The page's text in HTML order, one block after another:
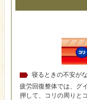
寝るときの不安が
疲労回復整体では、グ
押して、コリの周りと